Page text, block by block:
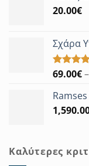
20.00€
Σχάρα
από 5
69.00€–
Καλύτερες